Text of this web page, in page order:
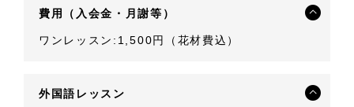
費用（入会金・月謝等）
ワンレッスン:1,500円（花材費込）
外国語レッスン